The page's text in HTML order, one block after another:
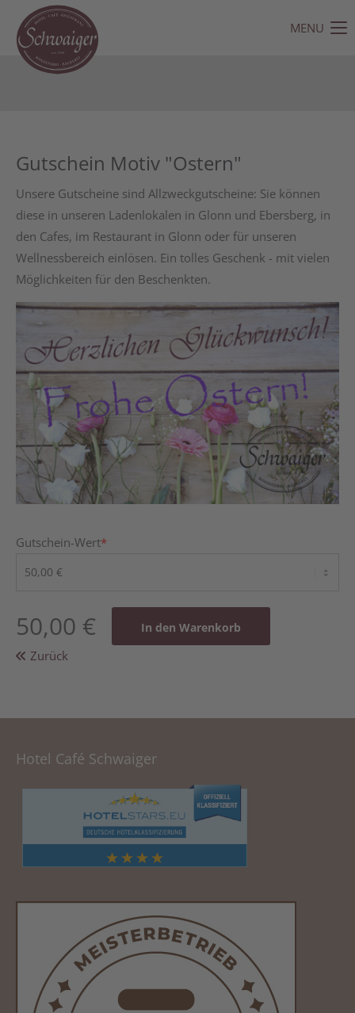
Der Eintrag "offcanvas-col1" existiert leider nicht.
Der Eintrag "offcanvas-col4" existiert leider nicht.
MENU
Gutschein Motiv "Ostern"
Unsere Gutscheine sind Allzweckgutscheine: Sie können
diese in unseren Ladenlokalen in Glonn und Ebersberg, in
den Cafes, im Restaurant in Glonn oder für unseren
Wellnessbereich einlösen. Ein tolles Geschenk - mit vielen
Möglichkeiten für den Beschenkten.
Gutschein-Wert*
50,00 €
Zurück
Hotel Café Schwaiger